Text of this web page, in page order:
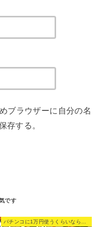
ブラウザーに自分の名
存する。